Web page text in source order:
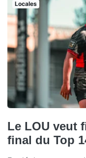
Locales
Le LOU veut
final du Top